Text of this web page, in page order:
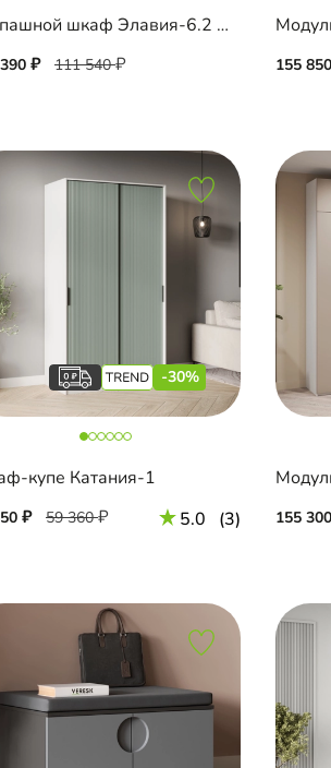
Распашной шкаф Элавия-6.2 Премиум с антресолью
111 540 155
-30%
купе Катания-1
59 360 5.0 (3) 155